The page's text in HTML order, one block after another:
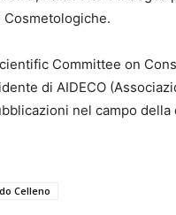
Cosmetologiche.
Committee on
di AIDECO
nel campo
Celleno